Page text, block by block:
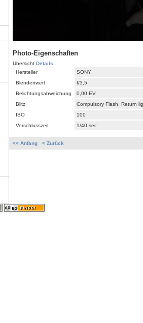
Photo-Eigenschaften
Übersicht Details
Hersteller
SONY
Blendenwert
f/3,5
Belichtungsabweichung
0,00 EV
Blitz
Compulsory Flash, Return
ISO
100
Verschlusszeit
1/40 sec
<< Anfang < Zurück